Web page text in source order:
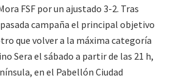
FSF por un ajustado 3-2. Tras
campaña el principal objetivo
que volver a la máxima categoría
Sera el sábado a partir de las 21 h,
en el Pabellón Ciudad